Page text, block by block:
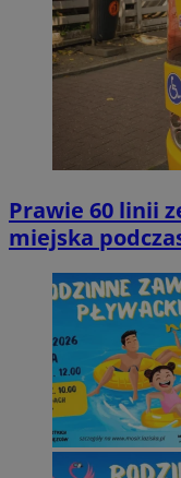
Prawie 60 linii
miejska